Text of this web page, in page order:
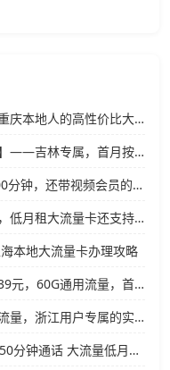
广电飞陵卡39元60G通用流量：重庆本地人的高性价比大流量卡推荐
广电飞晚卡【39元60G通用流量】——吉林专属，首月按天折算，流量充足不踩坑
江西电信省内卡：39元480G+200分钟，还带视频会员的大流量卡
陕西广电卡：39元60G通用流量，低月租大流量卡还支持结转
本地大流量卡办理攻略
广电飞澜卡【39元60G】：月租39元，60G通用流量，首月免费真香！
广电飞横卡：39元月租60G通用流量，浙江用户专属的实用型套餐
联通飞泽卡39元240G通用流量+50分钟通话 大流量低月租办理指南